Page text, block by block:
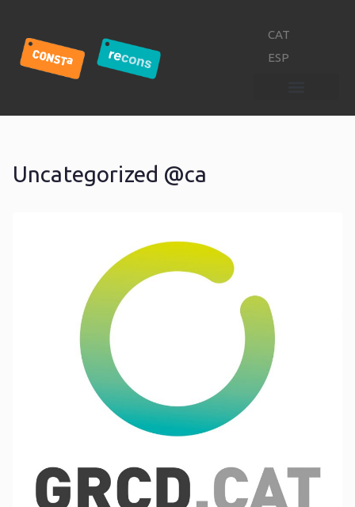
CAT
ESP
Uncategorized @ca